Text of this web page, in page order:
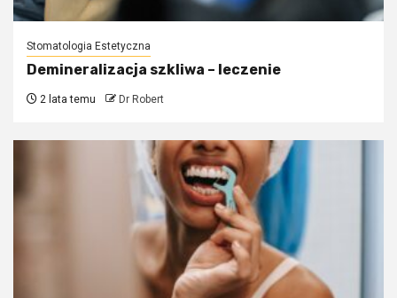
Stomatologia Estetyczna
Demineralizacja szkliwa – leczenie
2 lata temu Dr Robert